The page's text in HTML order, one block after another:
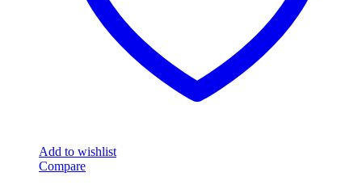
Add to wishlist
Compare